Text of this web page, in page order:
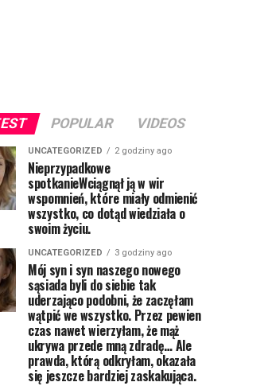
POPULAR VIDEOS
UNCATEGORIZED 2 godziny ago
Nieprzypadkowe
spotkanieWciągnął ją w wir
wspomnień, które miały odmienić
wszystko, co dotąd wiedziała o
swoim życiu.
UNCATEGORIZED 3 godziny ago
Mój syn i syn naszego nowego
sąsiada byli do siebie tak
uderzająco podobni, że zaczęłam
wątpić we wszystko. Przez pewien
czas nawet wierzyłam, że mąż
ukrywa przede mną zdradę… Ale
prawda, którą odkryłam, okazała
się jeszcze bardziej zaskakująca.